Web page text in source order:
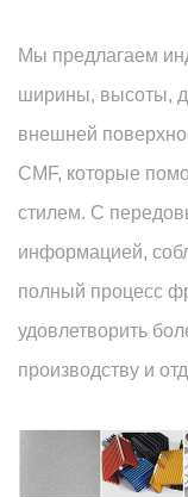
Мы предлагаем
ширины, высоты,
внешней
CMF, которые
стилем. С
информацией,
полный процесс
удовлетворить
производству и